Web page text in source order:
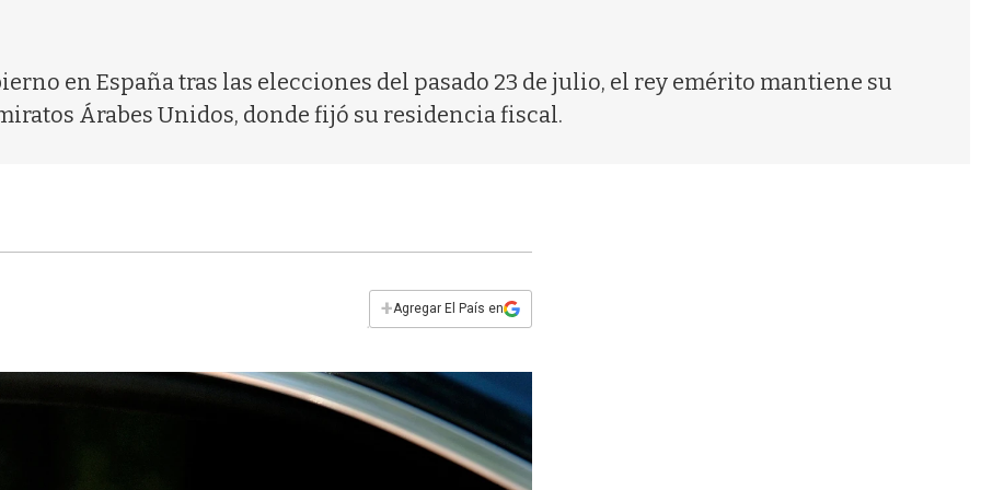
en España tras las elecciones del pasado 23 de julio, el rey emérito mantiene su
Árabes Unidos, donde fijó su residencia fiscal.
+Agregar El País en